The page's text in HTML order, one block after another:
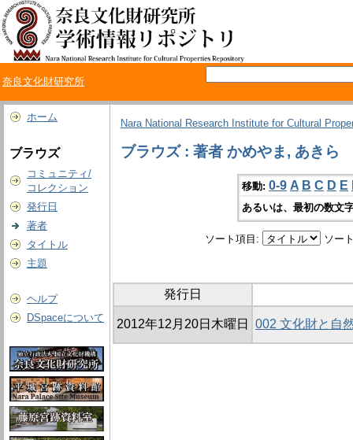
奈良文化財研究所
ホーム
ブラウズ
コミュニティ/
コレクション
発行日
著者
タイトル
主題
ヘルプ
DSpaceについて
Nara National Research Institute for Cultural
ブラウズ : 著者 かめやま, あきら
移動: 0-9 A B C D E
あるいは、最初の数文
ソート項目: ソー
発行日
2012年12月20日木曜日 002 文化財と自